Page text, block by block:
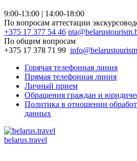
9:00-13:00 | 14:00-18:00
По вопросам аттестации
+375 17 377 54 46
По общим вопросам
+375 17 378 71 99
Горячая телефонная линия
Прямая телефонная линия
Личный прием
Обращения граждан и
Политика в отношении
данных
belarus.travel